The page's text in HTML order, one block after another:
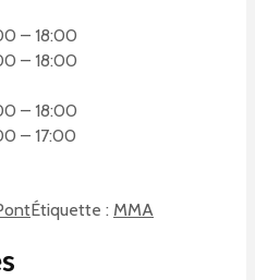
– 18:00
– 18:00
– 18:00
– 17:00
Étiquette : MMA